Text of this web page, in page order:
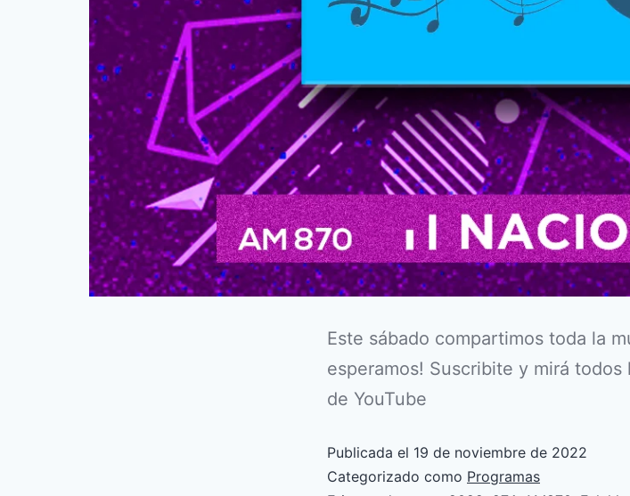
Este sábado compartimos toda la
esperamos! Suscribite y mirá
de YouTube
Publicada el 19 de noviembre de 2022
Categorizado como Programas